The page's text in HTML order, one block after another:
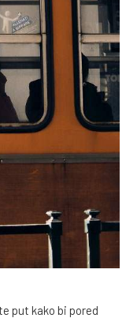
put kako bi pored